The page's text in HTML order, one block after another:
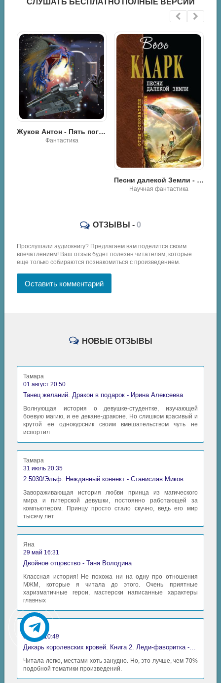
СЛУШАТЬ БЕСПЛАТНО ПОЛНЫЕ ВЕРСИИ
Жуков Антон - Пять погибших обезьян
Фантастика
Песни далекой Земли - Артур Кларк
Научная фантастика
ОТЗЫВЫ - 0
Прослушали аудиокнигу? Предлагаем вам поделится своим
впечатлением! Ваш отзыв будет полезен читателям, которые
еще только собираются познакомиться с произведением.
Оставить комментарий
НОВЫЕ ОТЗЫВЫ
Тамара
01 август 20:50
Танец желаний. Дракон в подарок - Ирина Алексеева
Волнующая история о девушке-студентке, изучающей
боевую магию, и ее декане-драконе. Но слишком красивый и
крутой ее однокурсник своим вмешательством чуть не
испортил
Тамара
31 июль 20:35
2:5030/Эльф. Нежданный коннект - Станислав Миков
Завораживающая история любви принца из магического
мира и питерской девушки, постоянно работающей за
компьютером. Принцу просто стало скучно, ведь его мир
тысячу лет
Яна
29 май 16:31
Двойное отцовство - Таня Володина
Классная история! Не похожа ни на одну про отношения
МЖМ, которые я читала до этого. Очень приятные
харизматичные герои, мастерски написанные характеры
главных
Аида
06 май 10:49
Дикарь королевских кровей. Книга 2. Леди-фаворитка - Анна Сергеевна Гаврилова
Читала легко, местами хоть занудно. Но, это лучше, чем 70%
подобной тематики произведений.